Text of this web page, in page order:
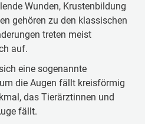
Wunden, Krustenbildung
gehören zu den klassischen
treten meist
auf.
eine sogenannte
die Augen fällt kreisförmig
das Tierärztinnen und
fällt.